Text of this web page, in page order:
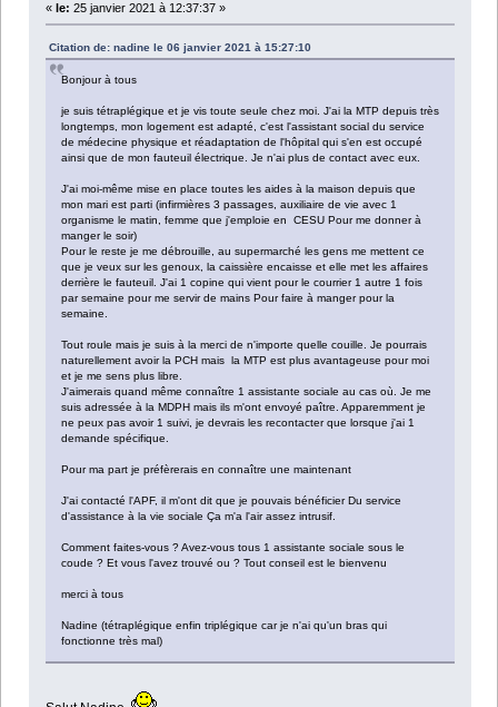
« le: 25 janvier 2021 à 12:37:37 »
Citation de: nadine le 06 janvier 2021 à 15:27:10
Bonjour à tous
je suis tétraplégique et je vis toute seule chez moi. J'ai la MTP depuis très
longtemps, mon logement est adapté, c'est l'assistant social du service
de médecine physique et réadaptation de l'hôpital qui s'en est occupé
ainsi que de mon fauteuil électrique. Je n'ai plus de contact avec eux.
J'ai moi-même mise en place toutes les aides à la maison depuis que
mon mari est parti (infirmières 3 passages, auxiliaire de vie avec 1
organisme le matin, femme que j'emploie en CESU Pour me donner à
manger le soir)
Pour le reste je me débrouille, au supermarché les gens me mettent ce
que je veux sur les genoux, la caissière encaisse et elle met les affaires
derrière le fauteuil. J'ai 1 copine qui vient pour le courrier 1 autre 1 fois
par semaine pour me servir de mains Pour faire à manger pour la
semaine.
Tout roule mais je suis à la merci de n'importe quelle couille. Je pourrais
naturellement avoir la PCH mais la MTP est plus avantageuse pour moi
et je me sens plus libre.
J'aimerais quand même connaître 1 assistante sociale au cas où. Je me
suis adressée à la MDPH mais ils m'ont envoyé paître. Apparemment je
ne peux pas avoir 1 suivi, je devrais les recontacter que lorsque j'ai 1
demande spécifique.
Pour ma part je préfèrerais en connaître une maintenant
J'ai contacté l'APF, il m'ont dit que je pouvais bénéficier Du service
d'assistance à la vie sociale Ça m'a l'air assez intrusif.
Comment faites-vous ? Avez-vous tous 1 assistante sociale sous le
coude ? Et vous l'avez trouvé ou ? Tout conseil est le bienvenu
merci à tous
Nadine (tétraplégique enfin triplégique car je n'ai qu'un bras qui
fonctionne très mal)